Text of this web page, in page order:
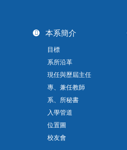
本系簡介
目標
系所沿革
現任與歷屆主任
專、兼任教師
系、所秘書
入學管道
位置圖
校友會